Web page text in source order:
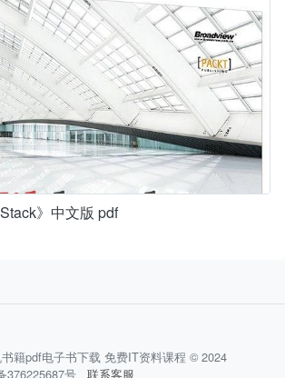
》中文版 pdf
籍pdf电子书下载 免费IT资料课程 © 2024
376225687号
联系客服